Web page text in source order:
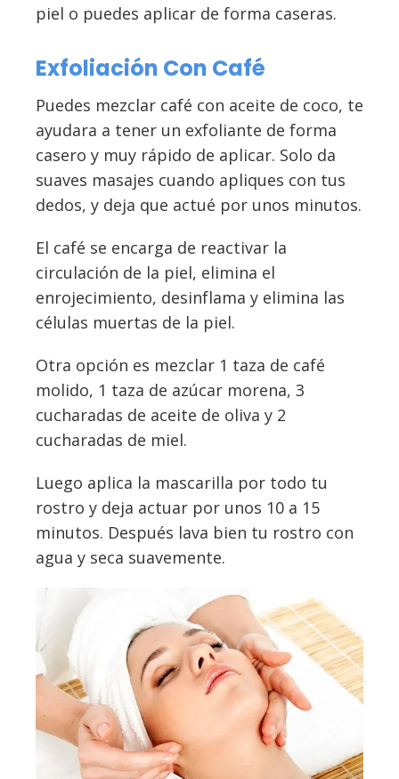
piel o puedes aplicar de forma caseras.
Exfoliación Con Café
Puedes mezclar café con aceite de coco, te
ayudara a tener un exfoliante de forma
casero y muy rápido de aplicar. Solo da
suaves masajes cuando apliques con tus
dedos, y deja que actué por unos minutos.
El café se encarga de reactivar la
circulación de la piel, elimina el
enrojecimiento, desinflama y elimina las
células muertas de la piel.
Otra opción es mezclar 1 taza de café
molido, 1 taza de azúcar morena, 3
cucharadas de aceite de oliva y 2
cucharadas de miel.
Luego aplica la mascarilla por todo tu
rostro y deja actuar por unos 10 a 15
minutos. Después lava bien tu rostro con
agua y seca suavemente.